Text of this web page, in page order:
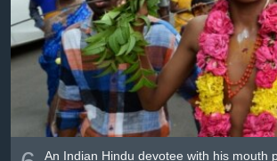
An Indian Hindu devotee with his mouth